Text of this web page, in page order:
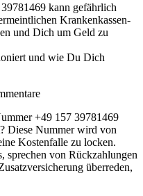
kann gefährlich
Krankenkassen-
und Dich um Geld zu
und wie Du Dich
+49 157 39781469
Diese Nummer wird von
Kostenfalle zu locken.
sprechen von Rückzahlungen
überreden,